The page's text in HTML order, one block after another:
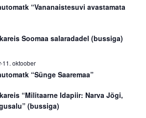
“Vananaistesuvi avastamata
Soomaa salaradadel (bussiga)
-11. oktoober
“Sünge Saaremaa”
“Militaarne Idapiir: Narva Jõgi,
(bussiga)